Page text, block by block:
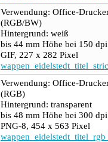
Verwendung: Office-
(RGB/BW)
Hintergrund: weiß
bis 44 mm Höhe bei 150 dpi
GIF, 227 x 282 Pixel
Verwendung: Office-
(RGB)
Hintergrund: transparent
bis 48 mm Höhe bei 300 dpi
PNG-8, 454 x 563 Pixel